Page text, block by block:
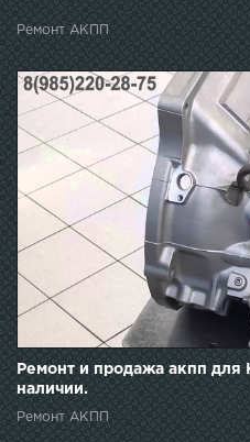
Ремонт АКПП
Ремонт и продажа акпп для
наличии.
Ремонт АКПП